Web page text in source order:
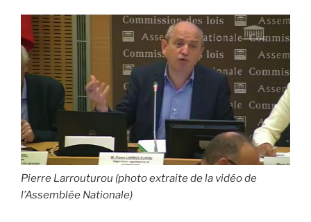
Pierre Larrouturou (photo extraite de la vidéo de
l’Assemblée Nationale)